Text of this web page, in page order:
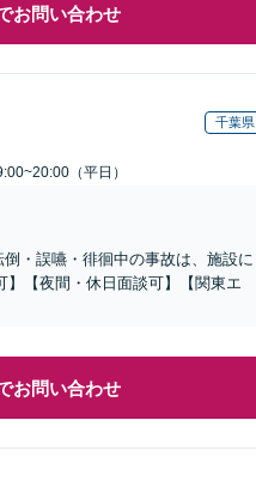
お問い合わせ
千葉県
（平日）
・誤嚥・徘徊中の事故は、施設に
【夜間・休日面談可】【関東エ
お問い合わせ